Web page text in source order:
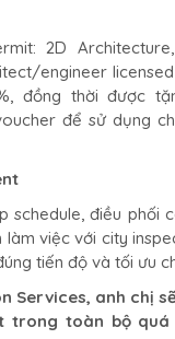
2D
engineer
đồng thời được
để sử dụng
schedule, điều phối
làm việc với city
tiến độ và tối ưu
Services, anh chị
trong toàn bộ